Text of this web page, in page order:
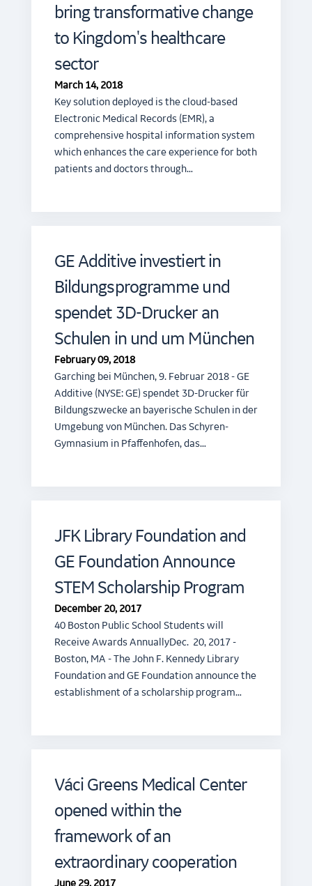
bring transformative change
to Kingdom's healthcare
sector
March 14, 2018
Key solution deployed is the cloud-based
Electronic Medical Records (EMR), a
comprehensive hospital information system
which enhances the care experience for both
patients and doctors through…
GE Additive investiert in
Bildungsprogramme und
spendet 3D-Drucker an
Schulen in und um München
February 09, 2018
Garching bei München, 9. Februar 2018 - GE
Additive (NYSE: GE) spendet 3D-Drucker für
Bildungszwecke an bayerische Schulen in der
Umgebung von München. Das Schyren-
Gymnasium in Pfaffenhofen, das…
JFK Library Foundation and
GE Foundation Announce
STEM Scholarship Program
December 20, 2017
40 Boston Public School Students will
Receive Awards AnnuallyDec. 20, 2017 -
Boston, MA - The John F. Kennedy Library
Foundation and GE Foundation announce the
establishment of a scholarship program…
Váci Greens Medical Center
opened within the
framework of an
extraordinary cooperation